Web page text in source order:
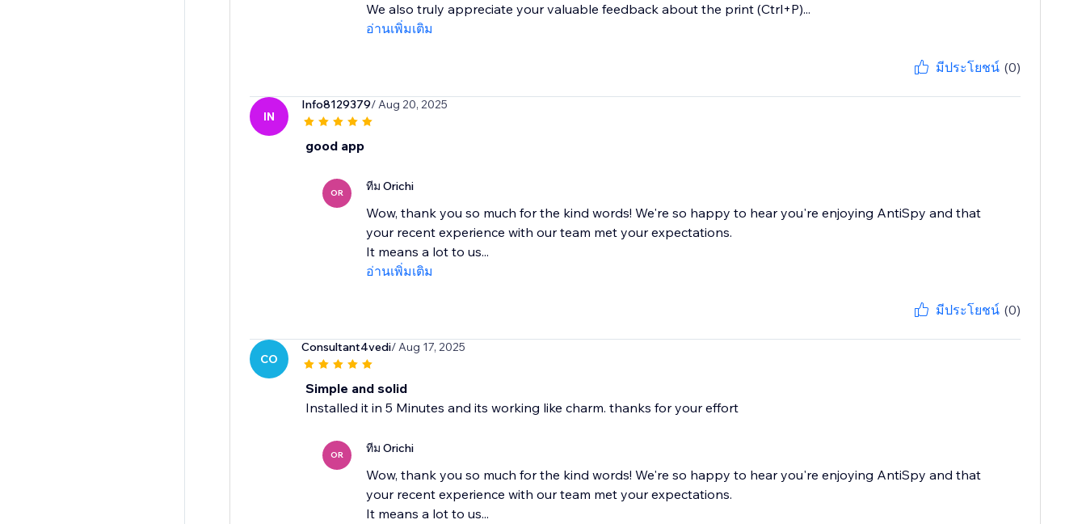
We also truly appreciate your valuable feedback about the print (Ctrl+P)...
อ่านเพิ่มเติม
มีประโยชน์ (0)
IN
Info8129379/ Aug 20, 2025
good app
OR ทีม Orichi
Wow, thank you so much for the kind words! We're so happy to hear you're enjoying AntiSpy and that
your recent experience with our team met your expectations.
It means a lot to us...
อ่านเพิ่มเติม
มีประโยชน์ (0)
CO
Consultant4vedi/ Aug 17, 2025
Simple and solid
Installed it in 5 Minutes and its working like charm. thanks for your effort
OR ทีม Orichi
Wow, thank you so much for the kind words! We're so happy to hear you're enjoying AntiSpy and that
your recent experience with our team met your expectations.
It means a lot to us...